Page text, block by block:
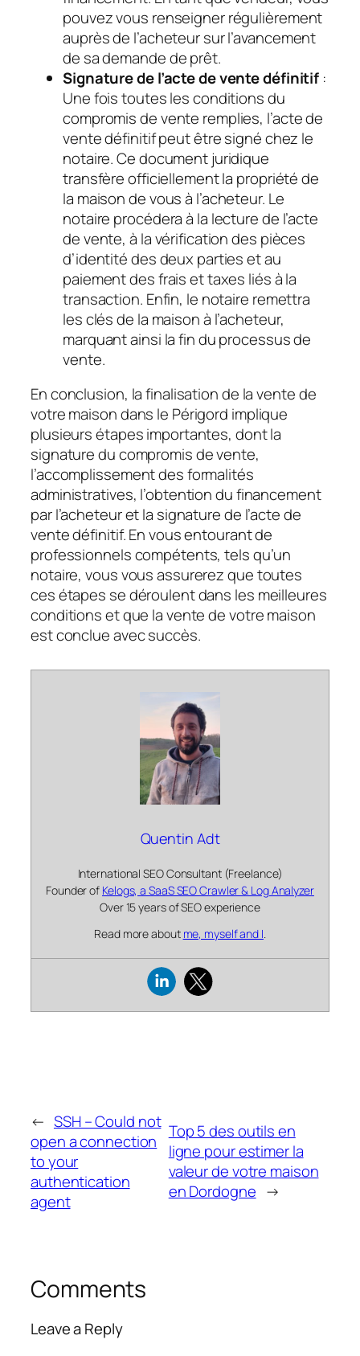
pouvez vous renseigner régulièrement
auprès de l’acheteur sur l’avancement
de sa demande de prêt.
Signature de l’acte de vente définitif :
Une fois toutes les conditions du
compromis de vente remplies, l’acte de
vente définitif peut être signé chez le
notaire. Ce document juridique
transfère officiellement la propriété de
la maison de vous à l’acheteur. Le
notaire procédera à la lecture de l’acte
de vente, à la vérification des pièces
d’identité des deux parties et au
paiement des frais et taxes liés à la
transaction. Enfin, le notaire remettra
les clés de la maison à l’acheteur,
marquant ainsi la fin du processus de
vente.
En conclusion, la finalisation de la vente de
votre maison dans le Périgord implique
plusieurs étapes importantes, dont la
signature du compromis de vente,
l’accomplissement des formalités
administratives, l’obtention du financement
par l’acheteur et la signature de l’acte de
vente définitif. En vous entourant de
professionnels compétents, tels qu’un
notaire, vous vous assurerez que toutes
ces étapes se déroulent dans les meilleures
conditions et que la vente de votre maison
est conclue avec succès.
Quentin Adt
International SEO Consultant (Freelance)
Founder of Kelogs, a SaaS SEO Crawler & Log Analyzer
Over 15 years of SEO experience
Read more about me, myself and I
← SSH – Could not
open a connection
to your
authentication
agent
Top 5 des outils en
ligne pour estimer la
valeur de votre maison
en Dordogne →
Comments
Leave a Reply